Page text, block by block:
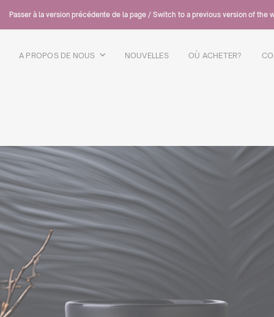
Passer à la version précédente de la page / Switch to a previous version of the
A PROPOS DE NOUS NOUVELLES OÙ ACHETER?